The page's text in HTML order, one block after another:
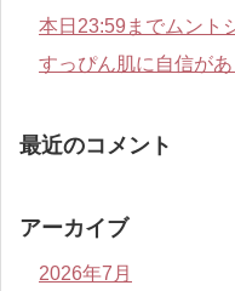
本日23:59までムント
すっぴん肌に自信があ
最近のコメント
アーカイブ
2026年7月